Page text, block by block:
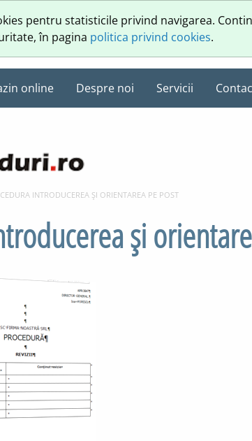
pentru statisticile privind navigarea.
în pagina politica privind cookies.
online Despre noi Servicii
INTRODUCEREA ŞI ORIENTAREA PE POST
şi